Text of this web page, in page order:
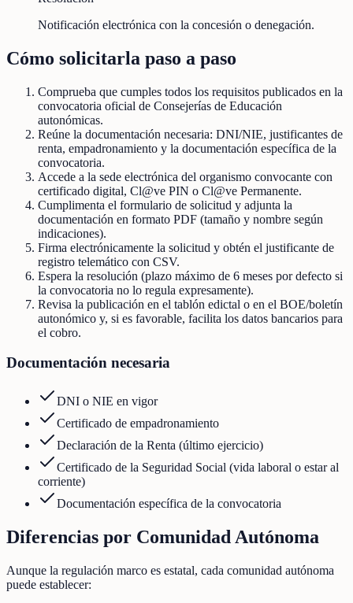
Notificación electrónica con la concesión o denegación.
Cómo solicitarla paso a paso
Comprueba que cumples todos los requisitos publicados en la
convocatoria oficial de Consejerías de Educación
autonómicas.
Reúne la documentación necesaria: DNI/NIE, justificantes de
renta, empadronamiento y la documentación específica de la
convocatoria.
Accede a la sede electrónica del organismo convocante con
certificado digital, Cl@ve PIN o Cl@ve Permanente.
Cumplimenta el formulario de solicitud y adjunta la
documentación en formato PDF (tamaño y nombre según
indicaciones).
Firma electrónicamente la solicitud y obtén el justificante de
registro telemático con CSV.
Espera la resolución (plazo máximo de 6 meses por defecto si
la convocatoria no lo regula expresamente).
Revisa la publicación en el tablón edictal o en el BOE/boletín
autonómico y, si es favorable, facilita los datos bancarios para
el cobro.
Documentación necesaria
DNI o NIE en vigor
Certificado de empadronamiento
Declaración de la Renta (último ejercicio)
Certificado de la Seguridad Social (vida laboral o estar al
corriente)
Documentación específica de la convocatoria
Diferencias por Comunidad Autónoma
Aunque la regulación marco es estatal, cada comunidad autónoma
puede establecer: